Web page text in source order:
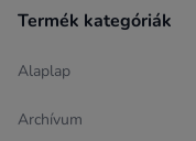
Termék kategóriák
Alaplap
Archívum